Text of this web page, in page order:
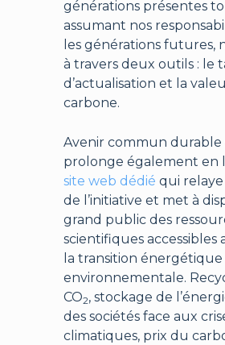
générations présentes
assumant nos
les générations futures,
à travers deux outils : le
d’actualisation et la
carbone.
Avenir commun durable
prolonge également en
site web dédié qui relaye
de l’initiative et met à
grand public des
scientifiques accessibles
la transition
environnementale.
CO2, stockage de
des sociétés face aux
climatiques, prix du